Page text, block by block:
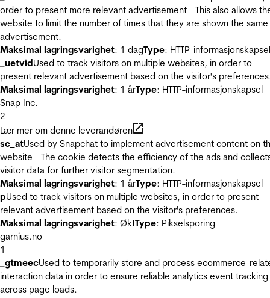
order to present more relevant advertisement - This also allows
website to limit the number of times that they are shown the same
advertisement.
Maksimal lagringsvarighet: 1 dagType: HTTP-informasjonskapsel
_uetvidUsed to track visitors on multiple websites, in order to
present relevant advertisement based on the visitor's
Maksimal lagringsvarighet: 1 årType: HTTP-informasjonskapsel
Snap Inc.
2
Lær mer om denne leverandøren
sc_atUsed by Snapchat to implement advertisement content on
website - The cookie detects the efficiency of the ads and
visitor data for further visitor segmentation.
Maksimal lagringsvarighet: 1 årType: HTTP-informasjonskapsel
pUsed to track visitors on multiple websites, in order to present
relevant advertisement based on the visitor's preferences.
Maksimal lagringsvarighet: ØktType: Pikselsporing
garnius.no
1
_gtmeecUsed to temporarily store and process ecommerce-
interaction data in order to ensure reliable analytics event tracking
across page loads.